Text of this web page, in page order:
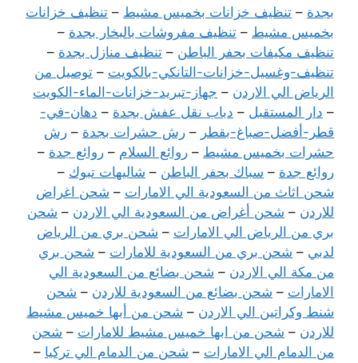
بجدة – تنظيف خزانات بخميس مشيط – تنظيف خزانات
بخميس مشيط – تنظيف مفروشات بالبخار بجدة –
تنظيف مكيفات بحفر الباطن – تنظيف منازل بجدة –
تنظيف-وغسيل-خزانات-التانكي-بالكويت – توصيل من
الرياض الي الاردن – جهاز-تبريد-خزانات-الماء-الكويت
– دار المستقبل – دباب نقل عفش بجدة – دهان-في-
قطر-أفضل-صباغ-بقطر – رش حشرات بجدة – رش
حشرات بخميس مشيط – روائع السلام – روائع جدة –
روائع جدة – سباك بحفر الباطن – شاليهات تبوك –
شحن اثاث من السعودية الي الامارات – شحن اغراض
للاردن – شحن أغراض من السعودية الي الاردن – شحن
بري من الرياض الي الامارات – شحن بري من الرياض
لدبي – شحن بري من السعودية للامارات – شحن بري
من مكة الي الاردن – شحن بضائع من السعودية الي
الامارات – شحن بضائع من السعودية للاردن – شحن
شنط وكراتين الي الاردن – شحن من أبها خميس مشيط
للاردن – شحن من ابها خميس مشيط للامارات – شحن
من الدمام الي الامارات – شحن من الدمام الي تركيا –